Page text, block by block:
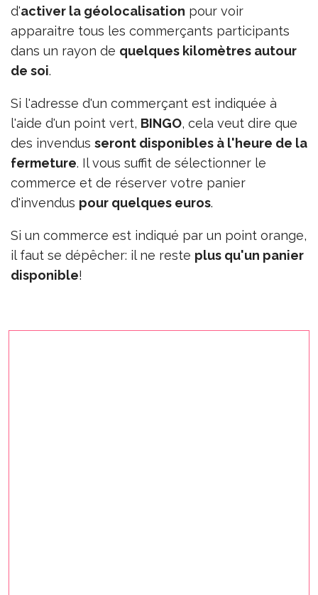
d'activer la géolocalisation pour voir
apparaitre tous les commerçants participants
dans un rayon de quelques kilomètres autour
de soi.
Si l'adresse d'un commerçant est indiquée à
l'aide d'un point vert, BINGO, cela veut dire que
des invendus seront disponibles à l'heure de la
fermeture. Il vous suffit de sélectionner le
commerce et de réserver votre panier
d'invendus pour quelques euros.
Si un commerce est indiqué par un point orange,
il faut se dépêcher: il ne reste plus qu'un panier
disponible!